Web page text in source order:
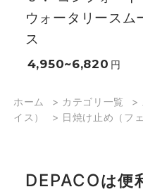
ウォータリースム
ス
4,950~6,820 円
ホーム > カテゴリ一覧 >
イス）
> 日焼け止め（フ
DEPACOは便